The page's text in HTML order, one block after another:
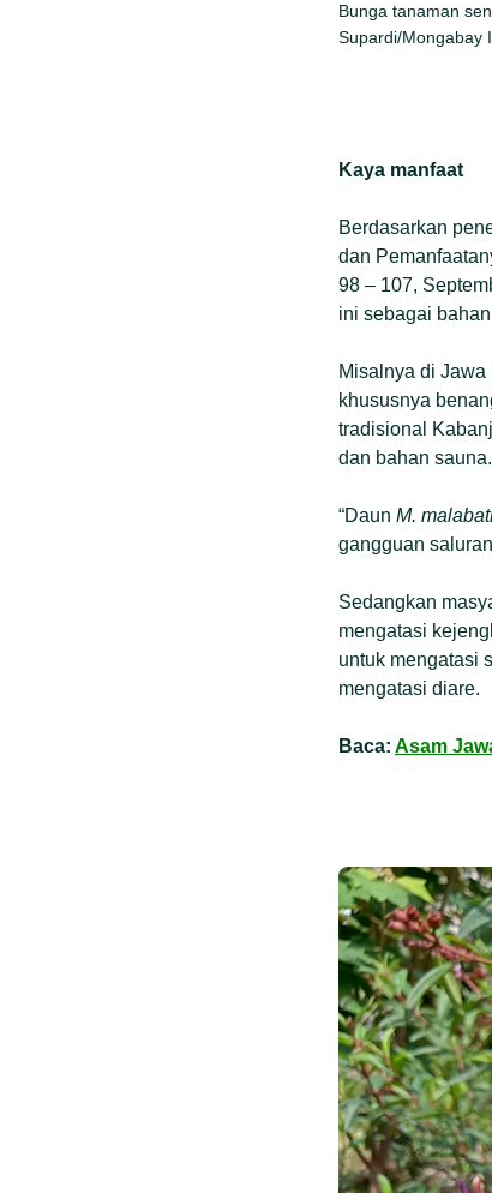
Bunga tanaman
Supardi/Mongabay
Kaya manfaat
Berdasarkan
dan
98 – 107,
ini sebagai
Misalnya di
khususnya
tradisional
dan bahan sauna.
“Daun M.
gangguan
Sedangkan
mengatasi
untuk mengatasi
mengatasi diare.
Baca: Asam